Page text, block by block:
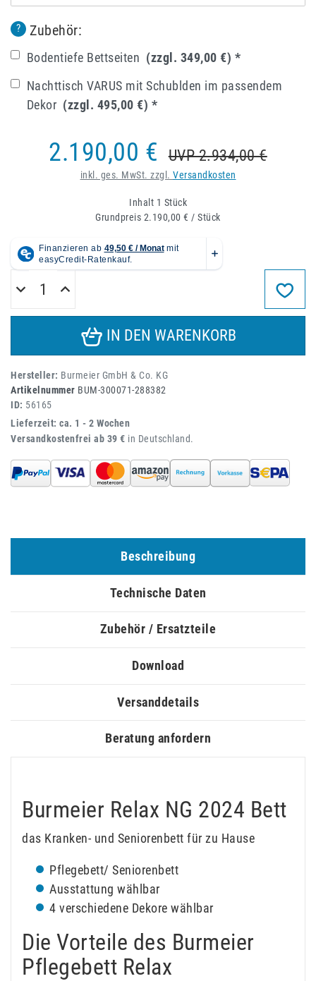
? Zubehör:
Bodentiefe Bettseiten (zzgl. 349,00 €) *
Nachttisch VARUS mit Schublden im passendem
Dekor (zzgl. 495,00 €) *
2.190,00 € UVP 2.934,00 €
inkl. ges. MwSt. zzgl. Versandkosten
Inhalt 1 Stück
Grundpreis 2.190,00 € / Stück
IN DEN WARENKORB
Hersteller: Burmeier GmbH & Co. KG
Artikelnummer BUM-300071-288382
ID: 56165
Lieferzeit: ca. 1 - 2 Wochen
Versandkostenfrei ab 39 € in Deutschland.
Beschreibung
Technische Daten
Zubehör / Ersatzteile
Download
Versanddetails
Beratung anfordern
Burmeier Relax NG 2024 Bett
das Kranken- und Seniorenbett für zu Hause
Pflegebett/ Seniorenbett
Ausstattung wählbar
4 verschiedene Dekore wählbar
Die Vorteile des Burmeier
Pflegebett Relax